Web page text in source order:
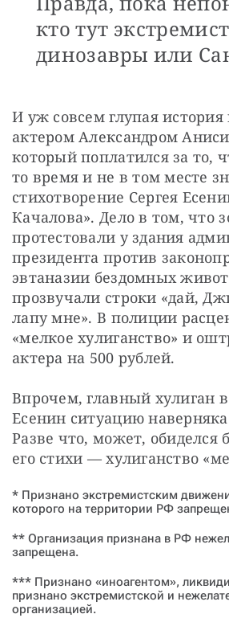
кто тут
динозавры или
И уж совсем глупая
актером Александром
который поплатился за то,
то время и не в том месте
стихотворение Сергея
Качалова». Дело в том, что
протестовали у здания
президента против
эвтаназии бездомных
прозвучали строки «дай,
лапу мне». В полиции
«мелкое хулиганство» и
актера на 500 рублей.
Впрочем, главный хулиган
Есенин ситуацию
Разве что, может, обиделся
его стихи — хулиганство
* Признано экстремистским
которого на территории РФ
** Организация признана в РФ
запрещена.
*** Признано «иноагентом»,
признано экстремистской и
организацией.